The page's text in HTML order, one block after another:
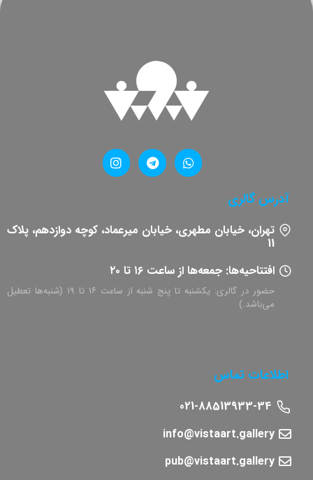
آدرس گالری
تهران، خیابان مطهری، خیابان میرعماد، کوچه دوازدهم، پلاک
11​
افتتاحیه‌ها: جمعه‌ها از ساعت ۱۶ تا ۲۰
حضور در گالری: یکشنبه تا پنج شنبه از ساعت ۱۶ تا ۱۹ (شنبه‌ها تعطیل
می‌باشد.)
اطلاعات تماس
021-88513933-34
info@vistaart.gallery
pub@vistaart.gallery